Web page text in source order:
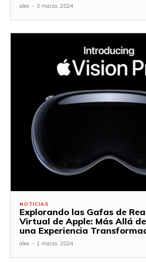
alex - 3 marzo, 2024
NOTICIAS
Explorando las Gafas de
Virtual de Apple: Más Allá
una Experiencia
alex - 1 marzo, 2024